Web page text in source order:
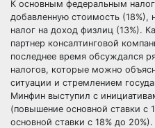
К основным федеральным
добавленную стоимость (18%),
налог на доход физлиц (13%).
партнер консалтинговой
последнее время обсуждался
налогов, которые можно
ситуации и стремлением
Минфин выступил с
(повышение основной ставки с
основной ставки с 18% до